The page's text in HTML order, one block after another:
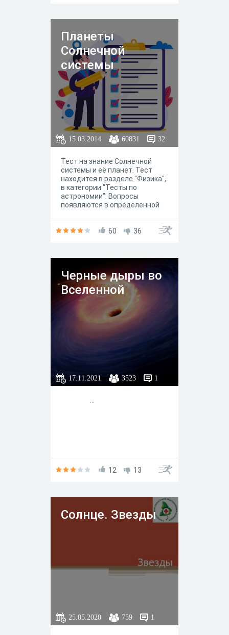
Планеты
Солнечной
системы
15.03.2014 60831 32
Тест на знание Солнечной
cистемы и её планет. Тест
находится в разделе "Физика",
в категории "Тесты по
астрономии". Вопросы
появляются в определенной
60 36
Черные дыры во
Вселенной
17.11.2021 3523 1
12 13
Солнце. Звезды
25.05.2020 759 1